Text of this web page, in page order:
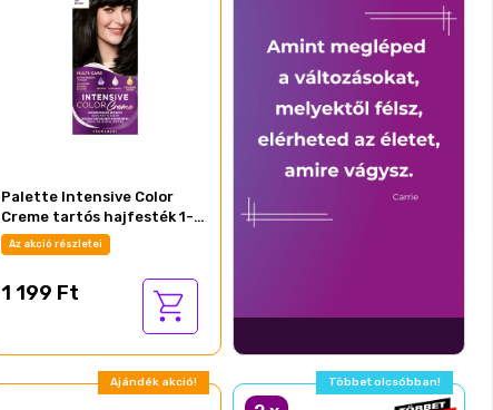
Palette Intensive Color
Creme tartós hajfesték 1-0
Ónix fekete
Az akció részletei
1 199 Ft
Ajándék akció! Többet olcsóbban!